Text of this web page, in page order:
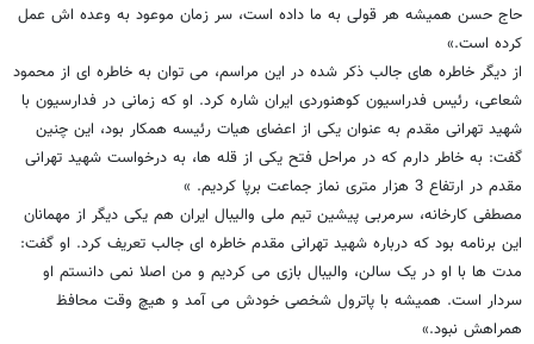
حاج حسن همیشه هر قولی به ما داده است، سر زمان موعود به وعده اش عمل
کرده است.»
از دیگر خاطره های جالب ذکر شده در این مراسم، می توان به خاطره ای از محمود
شعاعی، رئیس فدراسیون کوهنوردی ایران شاره کرد. او که زمانی در فدارسیون با
شهید تهرانی مقدم به عنوان یکی از اعضای هیات رئیسه همکار بود، این چنین
گفت: به خاطر دارم که در مراحل فتح یکی از قله ها، به درخواست شهید تهرانی
مقدم در ارتفاع 3 هزار متری نماز جماعت برپا کردیم. »
مصطفی کارخانه، سرمربی پیشین تیم ملی والیبال ایران هم یکی دیگر از مهمانان
این برنامه بود که درباره شهید تهرانی مقدم خاطره ای جالب تعریف کرد. او گفت:
مدت ها با او در یک سالن، والیبال بازی می کردیم و من اصلا نمی دانستم او
سردار است. همیشه با پاترول شخصی خودش می آمد و هیچ وقت محافظ
همراهش نبود.»